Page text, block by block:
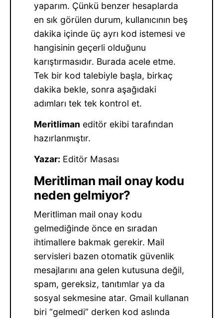
yaparım. Çünkü benzer hesaplarda
en sık görülen durum, kullanıcının beş
dakika içinde üç ayrı kod istemesi ve
hangisinin geçerli olduğunu
karıştırmasıdır. Burada acele etme.
Tek bir kod talebiyle başla, birkaç
dakika bekle, sonra aşağıdaki
adımları tek tek kontrol et.
Meritliman editör ekibi tarafından
hazırlanmıştır.
Yazar: Editör Masası
Meritliman mail onay kodu
neden gelmiyor?
Meritliman mail onay kodu
gelmediğinde önce en sıradan
ihtimallere bakmak gerekir. Mail
servisleri bazen otomatik güvenlik
mesajlarını ana gelen kutusuna değil,
spam, gereksiz, tanıtımlar ya da
sosyal sekmesine atar. Gmail kullanan
biri “gelmedi” derken kod aslında